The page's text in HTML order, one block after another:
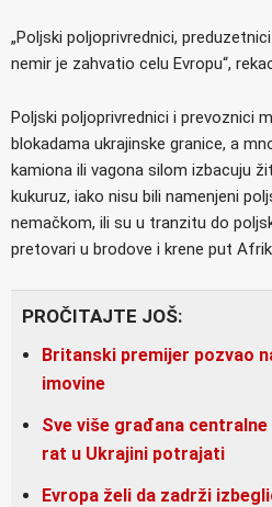
„Poljski poljoprivrednici,
nemir je zahvatio celu Evropu“,
Poljski poljoprivrednici i prevoznici
blokadama ukrajinske granice, a
kamiona ili vagona silom izbacuju
kukuruz, iako nisu bili namenjeni
nemačkom, ili su u tranzitu do
pretovari u brodove i krene put
PROČITAJTE JOŠ:
Britanski premijer pozvao
imovine
Sve više građana
rat u Ukrajini potrajati
Evropa želi da zadrži